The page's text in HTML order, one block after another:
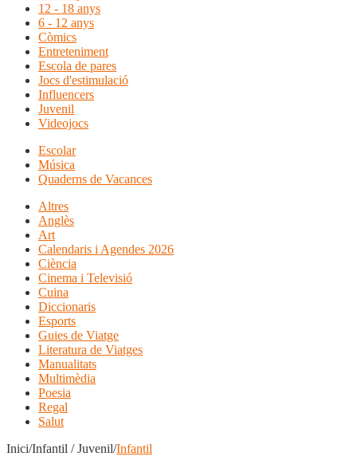
12 - 18 anys
6 - 12 anys
Còmics
Entreteniment
Escola de pares
Jocs d'estimulació
Influencers
Juvenil
Videojocs
Escolar
Música
Quaderns de Vacances
Altres
Anglès
Art
Calendaris i Agendes 2026
Ciència
Cinema i Televisió
Cuina
Diccionaris
Esports
Guies de Viatge
Literatura de Viatges
Manualitats
Multimèdia
Poesia
Regal
Salut
Inici/Infantil / Juvenil/Infantil